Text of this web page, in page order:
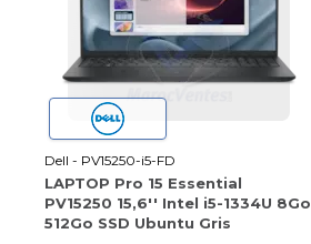
Dell - PV15250-i5-FD
LAPTOP Pro 15 Essential
PV15250 15,6'' Intel i5-1334U 8Go
512Go SSD Ubuntu Gris